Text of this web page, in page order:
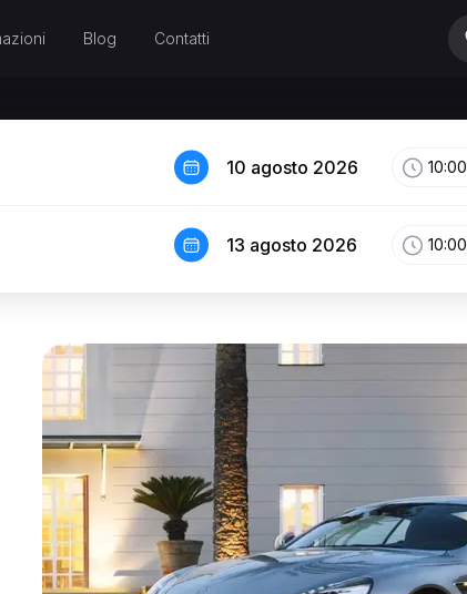
Blog Contatti
10 agosto 2026 10:00
13 agosto 2026 10:00